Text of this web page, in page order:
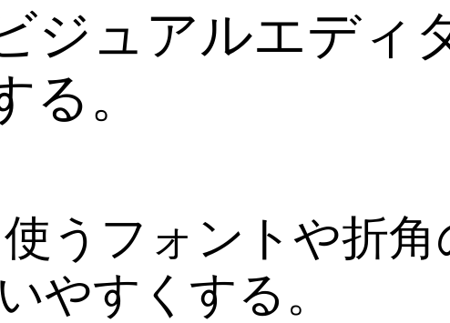
ジュアルエディ
。
うフォントや折
やすくする。